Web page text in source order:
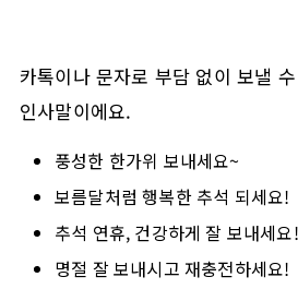
카톡이나 문자로 부담 없이 보낼
인사말이에요.
풍성한 한가위 보내세요~
보름달처럼 행복한 추석 되세요!
추석 연휴, 건강하게 잘 보내세요!
명절 잘 보내시고 재충전하세요!